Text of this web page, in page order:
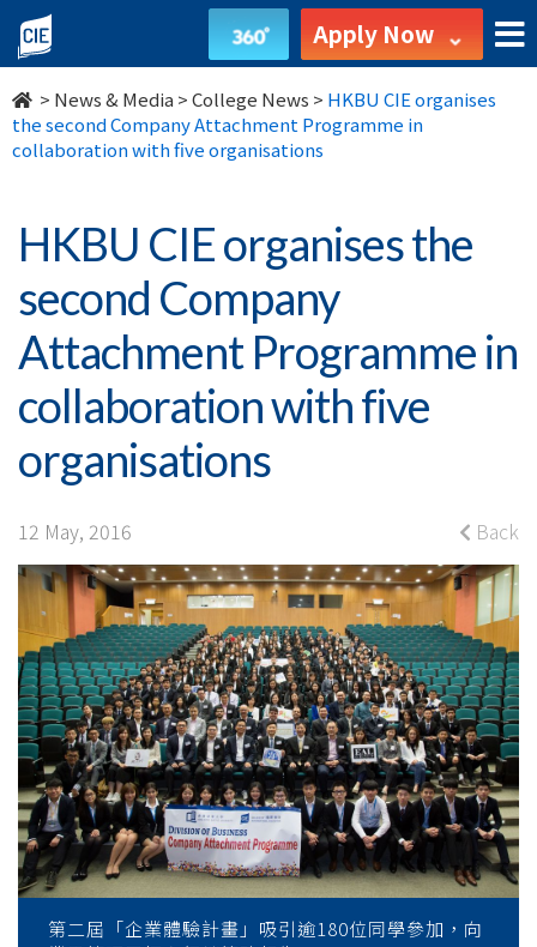
HKBU
CIE
organises
second
Company
Attachment
Programme
in
collaboration
with
five
organisations
College
News
College
Apply Now
> News & Media >College News > HKBU CIE organises
the second Company Attachment Programme in
collaboration with five organisations
HKBU CIE organises the
second Company
Attachment Programme in
collaboration with five
organisations
12 May, 2016 Back
第二屆「企業體驗計畫」吸引逾180位同學參加，向